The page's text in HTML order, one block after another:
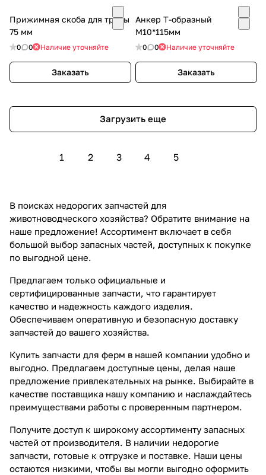
Прижимная скоба для трубы
75 мм
0 0 Наличие уточняйте
Заказать
Анкер Т-образный
M10*115мм
0 0 Наличие уточняйте
Заказать
Загрузить еще
1 2 3 4 5
В поисках недорогих запчастей для
животноводческого хозяйства? Обратите внимание на
наше предложение! Ассортимент включает в себя
большой выбор запасных частей, доступных к покупке
по выгодной цене.
Предлагаем только официальные и
сертифицированные запчасти, что гарантирует
качество и надежность каждого изделия.
Обеспечиваем оперативную и безопасную доставку
запчастей до вашего хозяйства.
Купить запчасти для ферм в нашей компании удобно и
выгодно. Предлагаем доступные цены, делая наше
предложение привлекательных на рынке. Выбирайте в
качестве поставщика нашу компанию и наслаждайтесь
преимуществами работы с проверенным партнером.
Получите доступ к широкому ассортименту запасных
частей от производителя. В наличии недорогие
запчасти, готовые к отгрузке и поставке. Наши цены
остаются низкими, чтобы вы могли выгодно оформить